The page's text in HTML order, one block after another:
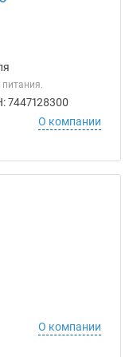
7447128300
О компании
О компании